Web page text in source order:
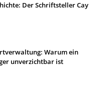
Der Schriftsteller Cay
Warum ein
unverzichtbar ist